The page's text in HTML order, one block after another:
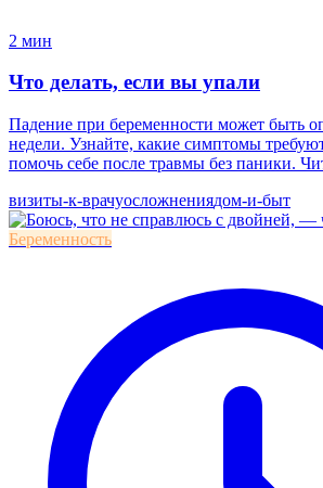
2 мин
Что делать, если вы упали
Падение при беременности может быть
недели. Узнайте, какие симптомы
помочь себе после травмы без паники.
визиты-к-врачуосложнениядом-и-быт
Беременность